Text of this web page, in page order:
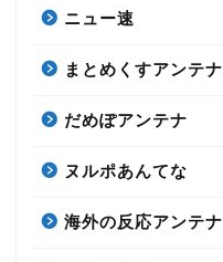
ニュー速
まとめくすアンテナ
だめぽアンテナ
ヌルポあんてな
海外の反応アンテナ